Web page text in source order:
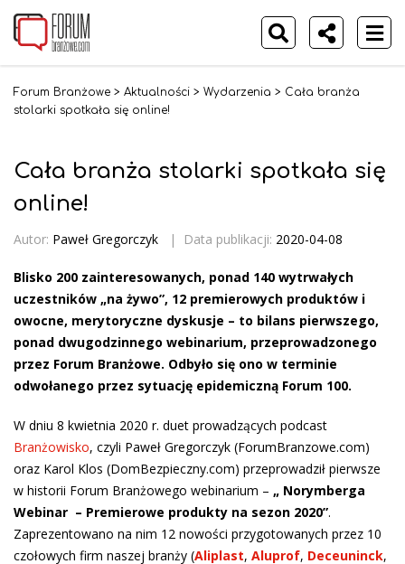
Forum Branżowe > Aktualności > Wydarzenia > Cała branża
stolarki spotkała się online!
Cała branża stolarki spotkała się
online!
Autor: Paweł Gregorczyk | Data publikacji: 2020-04-08
Blisko 200 zainteresowanych, ponad 140 wytrwałych
uczestników „na żywo”, 12 premierowych produktów i
owocne, merytoryczne dyskusje – to bilans pierwszego,
ponad dwugodzinnego webinarium, przeprowadzonego
przez Forum Branżowe. Odbyło się ono w terminie
odwołanego przez sytuację epidemiczną Forum 100.
W dniu 8 kwietnia 2020 r. duet prowadzących podcast
Branżowisko, czyli Paweł Gregorczyk (ForumBranzowe.com)
oraz Karol Klos (DomBezpieczny.com) przeprowadził pierwsze
w historii Forum Branżowego webinarium – „ Norymberga
Webinar – Premierowe produkty na sezon 2020”.
Zaprezentowano na nim 12 nowości przygotowanych przez 10
czołowych firm naszej branży (Aliplast, Aluprof, Deceuninck,